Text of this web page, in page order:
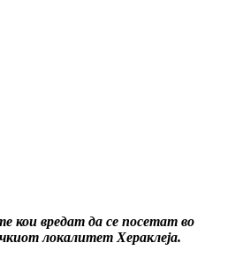
кои вредат да се посетат во
локалитет Хераклеја.